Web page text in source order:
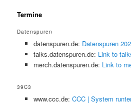
Termine
Datenspuren
datenspuren.de: Datenspuren
talks.datenspuren.de: Link to
merch.datenspuren.de: Link to
39C3
www.ccc.de: CCC | System